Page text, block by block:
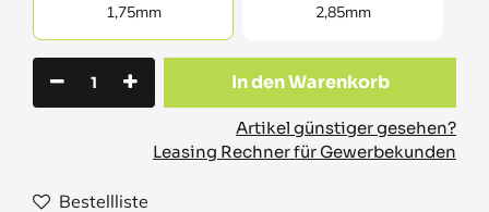
1,75mm 2,85mm
In den Warenkorb
Artikel günstiger gesehen?
Leasing Rechner für Gewerbekunden
Bestellliste